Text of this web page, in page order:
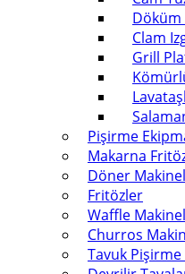
Döküm
Clam
Grill
Pişirme
Makarna
Döner
Fritözler
Waffle
Churros
Tavuk